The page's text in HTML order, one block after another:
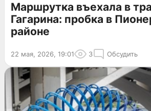
Маршрутка въехала в
Гагарина: пробка в
районе
22 мая, 2026, 19:01 3 Обсудить